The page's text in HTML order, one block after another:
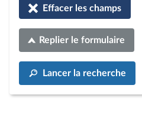
Effacer les champs
Replier le formulaire
Lancer la recherche